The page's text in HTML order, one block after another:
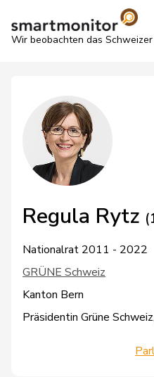
Wir beobachten das
Regula Rytz
Nationalrat 2011 - 2022
GRÜNE Schweiz
Kanton Bern
Präsidentin Grüne